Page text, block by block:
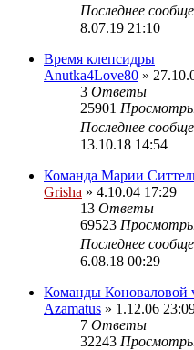
Последнее
8.07.19 21:10
Время клепсидры
Anutka4Love80 »
3 Ответы
25901
Последнее
13.10.18 14:54
Команда Марии
Grisha » 4.10.04 17:29
13 Ответы
69523
Последнее
6.08.18 00:29
Команды Коноваловой
Azamatus » 1.12.06
7 Ответы
32243